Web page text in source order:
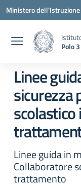
Vai ai contenuti
Vai al menu di
Vai al footer
Ministero
Polo
Linee
sicurezza
scolastico
Linee guida in
Collaboratore
trattamento